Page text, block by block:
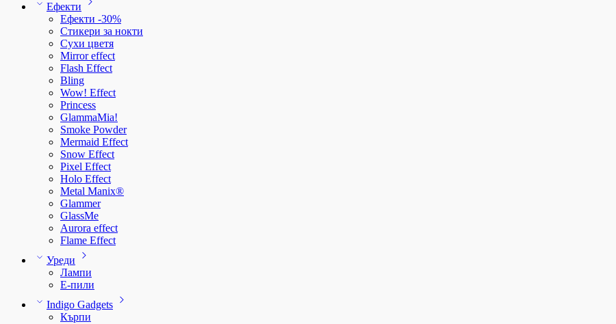
Ефекти
Ефекти -30%
Стикери за нокти
Сухи цветя
Mirror effect
Flash Effect
Bling
Wow! Effect
Princess
GlammaMia!
Smoke Powder
Mermaid Effect
Snow Effect
Pixel Effect
Holo Effect
Metal Manix®
Glammer
GlassMe
Aurora effect
Flame Effect
Уреди
Лампи
E-пили
Indigo Gadgets
Кърпи